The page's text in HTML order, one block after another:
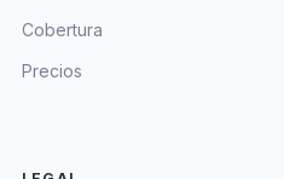
Cobertura
Precios